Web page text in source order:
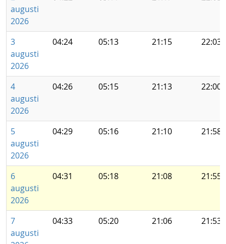
augusti
2026
3
augusti
2026
04:24 05:13 21:15 22:03
4
augusti
2026
04:26 05:15 21:13 22:00
5
augusti
2026
04:29 05:16 21:10 21:58
6
augusti
2026
04:31 05:18 21:08 21:55
7
augusti
04:33 05:20 21:06 21:53